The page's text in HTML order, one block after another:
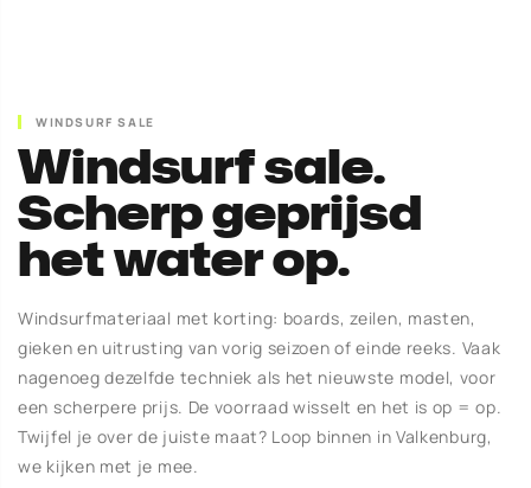
WINDSURF SALE
Windsurf sale.
Scherp geprijsd
het water op.
Windsurfmateriaal met korting: boards, zeilen, masten,
gieken en uitrusting van vorig seizoen of einde reeks. Vaak
nagenoeg dezelfde techniek als het nieuwste model, voor
een scherpere prijs. De voorraad wisselt en het is op = op.
Twijfel je over de juiste maat? Loop binnen in Valkenburg,
we kijken met je mee.